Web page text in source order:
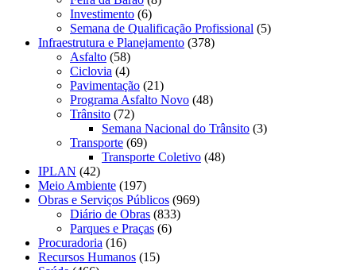
Investimento (6)
Semana de Qualificação Profissional (5)
Infraestrutura e Planejamento (378)
Asfalto (58)
Ciclovia (4)
Pavimentação (21)
Programa Asfalto Novo (48)
Trânsito (72)
Semana Nacional do Trânsito (3)
Transporte (69)
Transporte Coletivo (48)
IPLAN (42)
Meio Ambiente (197)
Obras e Serviços Públicos (969)
Diário de Obras (833)
Parques e Praças (6)
Procuradoria (16)
Recursos Humanos (15)